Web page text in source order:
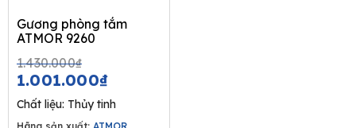
Gương phòng tắm
ATMOR 9260
1.430.000₫Original
price
was:
1.430.000₫.
1.001.000₫price
is:
1.001.000₫.
Chất liệu: Thủy tinh